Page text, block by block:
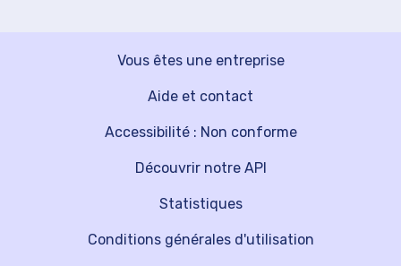
Vous êtes une entreprise
Découvrir notre API
Aide et contact
Statistiques
Accessibilité : Non conforme
Conditions générales d'utilisation